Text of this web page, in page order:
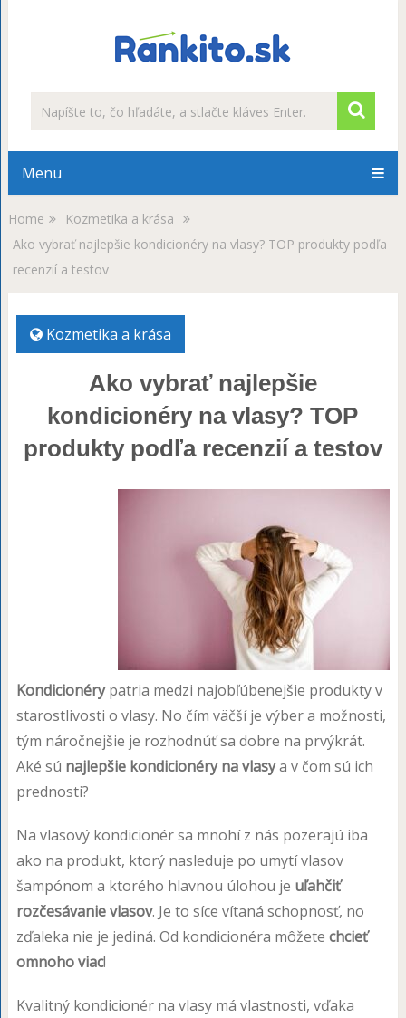
Menu
Home
Kozmetika a krása
Ako vybrať najlepšie kondicionéry na vlasy? TOP produkty podľa
recenzií a testov
Kozmetika a krása
Ako vybrať najlepšie
kondicionéry na vlasy? TOP
produkty podľa recenzií a testov
Kondicionérypatria medzi najobľúbenejšie produkty v
starostlivosti o vlasy. No čím väčší je výber a možnosti,
tým náročnejšie je rozhodnúť sa dobre na prvýkrát.
Aké sú najlepšie kondicionéry na vlasya v čom sú ich
prednosti?
Na vlasový kondicionér sa mnohí z nás pozerajú iba
ako na produkt, ktorý nasleduje po umytí vlasov
šampónom a ktorého hlavnou úlohou je uľahčiť
rozčesávanie vlasov. Je to síce vítaná schopnosť, no
zďaleka nie je jediná. Od kondicionéra môžete chcieť
omnoho viac!
Kvalitný kondicionér na vlasy má vlastnosti, vďaka